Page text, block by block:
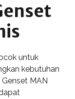
untuk
kebutuhan
MAN